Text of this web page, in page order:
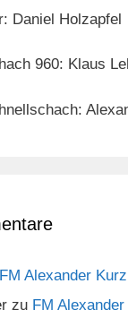
Daniel Holzapfel
960: Klaus
FM Alexander
zu FM